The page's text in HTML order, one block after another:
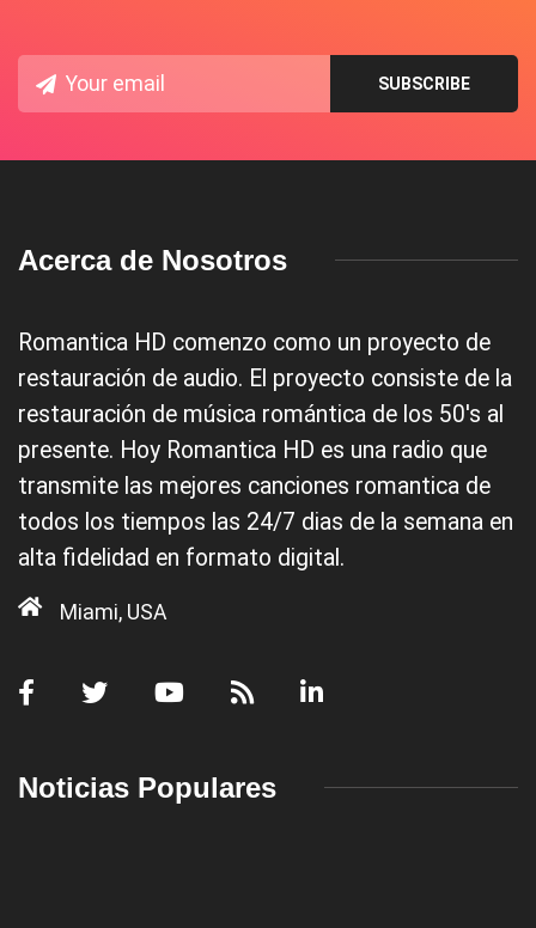
Acerca de Nosotros
Romantica HD comenzo como un proyecto de
restauración de audio. El proyecto consiste de la
restauración de música romántica de los 50's al
presente. Hoy Romantica HD es una radio que
transmite las mejores canciones romantica de
todos los tiempos las 24/7 dias de la semana en
alta fidelidad en formato digital.
Miami, USA
Noticias Populares